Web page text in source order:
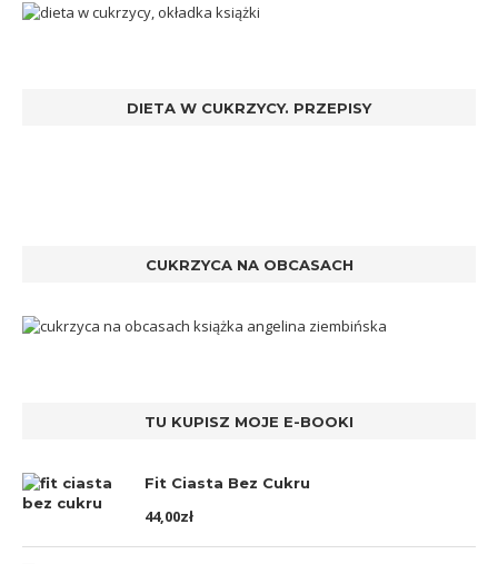
DIETA W CUKRZYCY. PRZEPISY
CUKRZYCA NA OBCASACH
TU KUPISZ MOJE E-BOOKI
Fit Ciasta Bez Cukru
44,00zł